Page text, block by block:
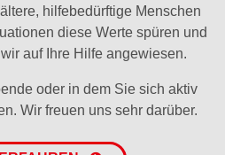
hilfebedürftige Menschen
diese Werte spüren und
auf Ihre Hilfe angewiesen.
oder in dem Sie sich aktiv
Wir freuen uns sehr darüber.